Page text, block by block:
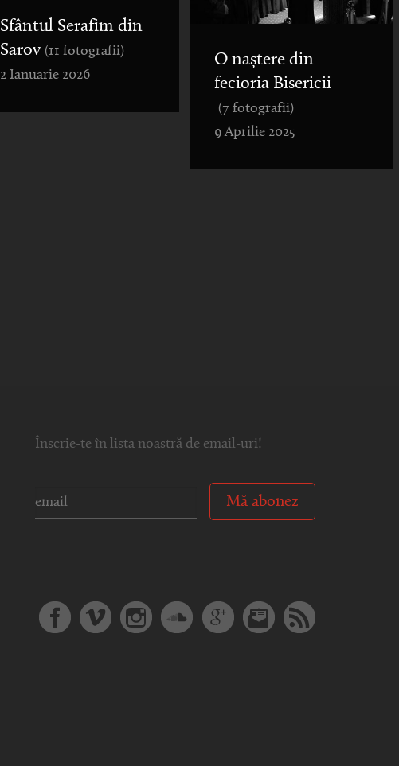
Sfântul Serafim din
Sarov (11 fotografii)
2 Ianuarie 2026
O naștere din
fecioria Bisericii
(7 fotografii)
9 Aprilie 2025
Înscrie-te în lista noastră de email-uri!
Mă abonez